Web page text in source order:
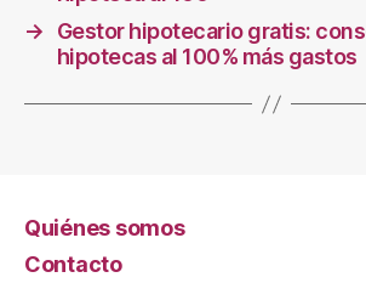
→
Gestor hipotecario gratis:
hipotecas al 100% más gastos
Quiénes somos
Contacto